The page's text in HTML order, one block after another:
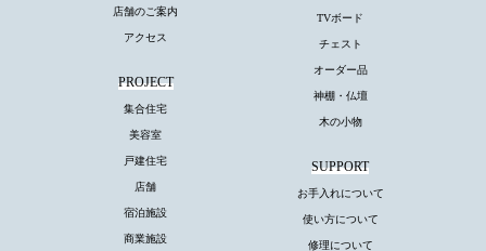
店舗のご案内
アクセス
TVボード
チェスト
オーダー品
神棚・仏壇
木の小物
PROJECT
集合住宅
美容室
戸建住宅
店舗
宿泊施設
商業施設
SUPPORT
お手入れについて
使い方について
修理について